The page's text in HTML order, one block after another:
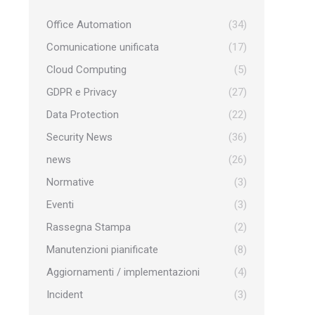
Office Automation
(34)
Comunicatione unificata
(17)
Cloud Computing
(5)
GDPR e Privacy
(27)
Data Protection
(22)
Security News
(36)
news
(26)
Normative
(3)
Eventi
(3)
Rassegna Stampa
(2)
Manutenzioni pianificate
(8)
Aggiornamenti / implementazioni
(4)
Incident
(3)